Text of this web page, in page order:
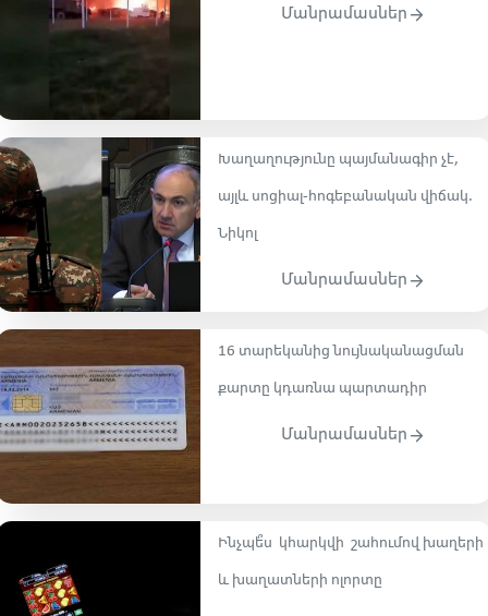
Մանրամասներ
Խաղաղությունը պայմանագիր չէ,
այլև սոցիալ-հոգեբանական վիճակ․
Նիկոլ
Մանրամասներ
16 տարեկանից նույնականացման
քարտը կդառնա պարտադիր
Մանրամասներ
Ինչպե՞ս կհարկվի շահումով խաղերի
և խաղատների ոլորտը